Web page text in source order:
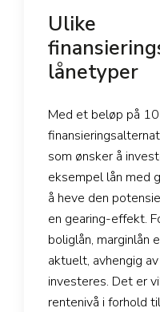
Ulike
lånetyper
Med et beløp på
som ønsker å
eksempel lån med
å heve den
en gearing-effekt.
boliglån, marginlån
aktuelt, avhengig
investeres. Det er
rentenivå i forhold